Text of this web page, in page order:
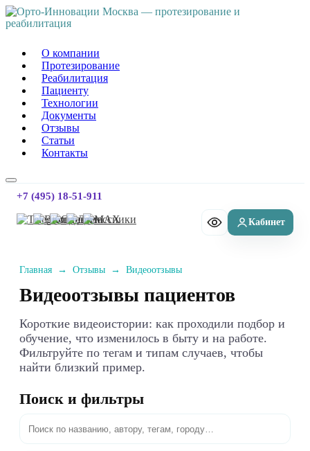
Орто-Инновации Москва
О компании
Протезирование
Реабилитация
Пациенту
Технологии
Документы
Отзывы
Статьи
Контакты
+7 (495) 18-51-911
Главная → Отзывы → Видеоотзывы
Видеоотзывы пациентов
Короткие видеоистории: как проходили подбор и
обучение, что изменилось в быту и на работе.
Фильтруйте по тегам и типам случаев, чтобы
найти близкий пример.
Поиск и фильтры